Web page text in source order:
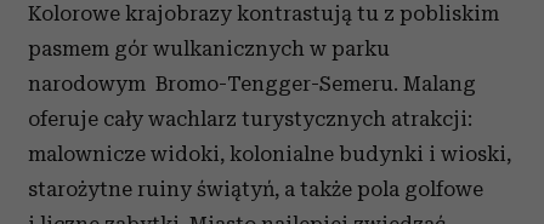
Kolorowe krajobrazy kontrastują tu z pobliskim
pasmem gór wulkanicznych w parku
narodowym Bromo-Tengger-Semeru. Malang
oferuje cały wachlarz turystycznych atrakcji:
malownicze widoki, kolonialne budynki i wioski,
starożytne ruiny świątyń, a także pola golfowe